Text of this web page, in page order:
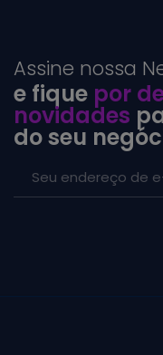
Assine nossa
e fique por
novidades
do seu